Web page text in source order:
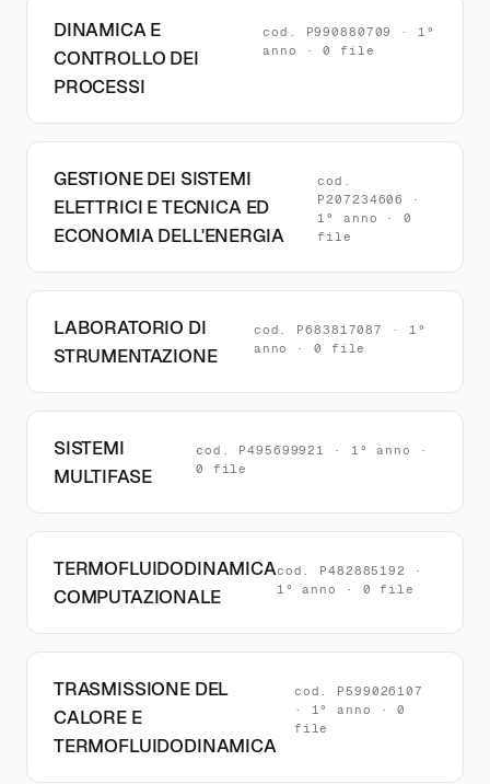
DINAMICA E
CONTROLLO DEI
PROCESSI
cod. P990880709 · 1°
anno · 0 file
GESTIONE DEI SISTEMI
ELETTRICI E TECNICA ED
ECONOMIA DELL'ENERGIA
cod.
P207234606 ·
1° anno · 0
file
LABORATORIO DI
STRUMENTAZIONE
cod. P683817087 · 1°
anno · 0 file
SISTEMI
MULTIFASE
cod. P495699921 · 1° anno ·
0 file
TERMOFLUIDODINAMICA
COMPUTAZIONALE
cod. P482885192 ·
1° anno · 0 file
TRASMISSIONE DEL
CALORE E
TERMOFLUIDODINAMICA
cod. P599026107
· 1° anno · 0
file